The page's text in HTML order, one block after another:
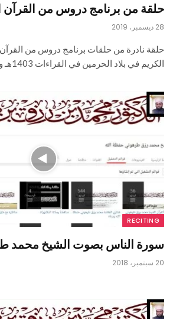
حلقة من برنامج دروس من القرآن
28 ديسمبر، 2019
حلقة نادرة من حلقات برنامج دروس من القرآن
الكريم في بلاد الحرمين في القراءات 1403هـ وهي من…
RECITING
سورة الناس بصوت الشيخ محمد
20 سبتمبر، 2018